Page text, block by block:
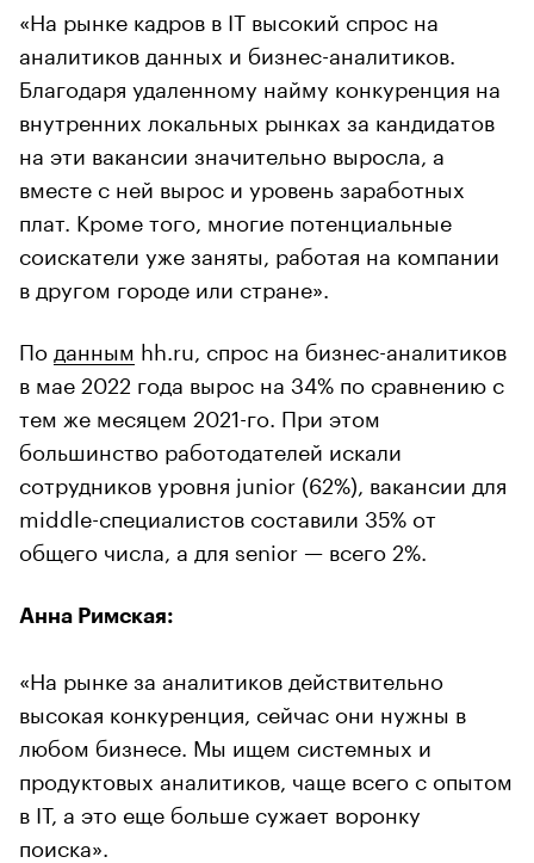
«На рынке кадров в IT высокий спрос на
аналитиков данных и бизнес-аналитиков.
Благодаря удаленному найму конкуренция на
внутренних локальных рынках за кандидатов
на эти вакансии значительно выросла, а
вместе с ней вырос и уровень заработных
плат. Кроме того, многие потенциальные
соискатели уже заняты, работая на компании
в другом городе или стране».
По данным hh.ru, спрос на бизнес-аналитиков
в мае 2022 года вырос на 34% по сравнению с
тем же месяцем 2021-го. При этом
большинство работодателей искали
сотрудников уровня junior (62%), вакансии для
middle-специалистов составили 35% от
общего числа, а для senior — всего 2%.
Анна Римская:
«На рынке за аналитиков действительно
высокая конкуренция, сейчас они нужны в
любом бизнесе. Мы ищем системных и
продуктовых аналитиков, чаще всего с опытом
в IT, а это еще больше сужает воронку
поиска».